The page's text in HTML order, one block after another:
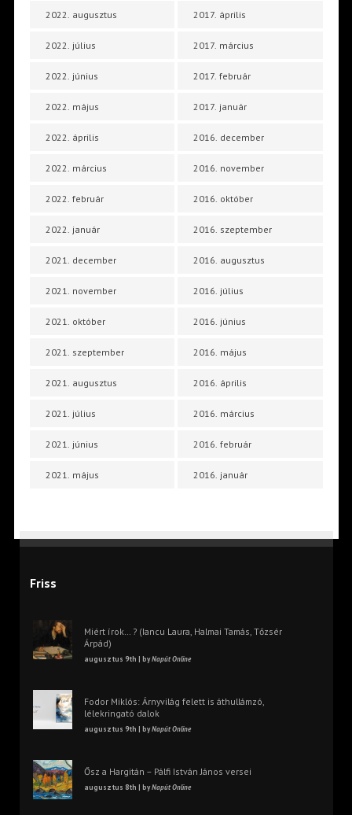
2022. augusztus
2022. július
2022. június
2022. május
2022. április
2022. március
2022. február
2022. január
2021. december
2021. november
2021. október
2021. szeptember
2021. augusztus
2021. július
2021. június
2021. május
2017. április
2017. március
2017. február
2017. január
2016. december
2016. november
2016. október
2016. szeptember
2016. augusztus
2016. július
2016. június
2016. május
2016. április
2016. március
2016. február
2016. január
Friss
Miért írok… ? (Iancu Laura, Halmai Tamás, Tőzsér
Árpád)
augusztus 9th | byNapút Online
Fodor Miklós: Árnyvilág felett is áthullámzó,
lélekringató dalok
augusztus 9th | byNapút Online
Ősz a Hargitán – Pálfi István János versei
augusztus 8th | byNapút Online